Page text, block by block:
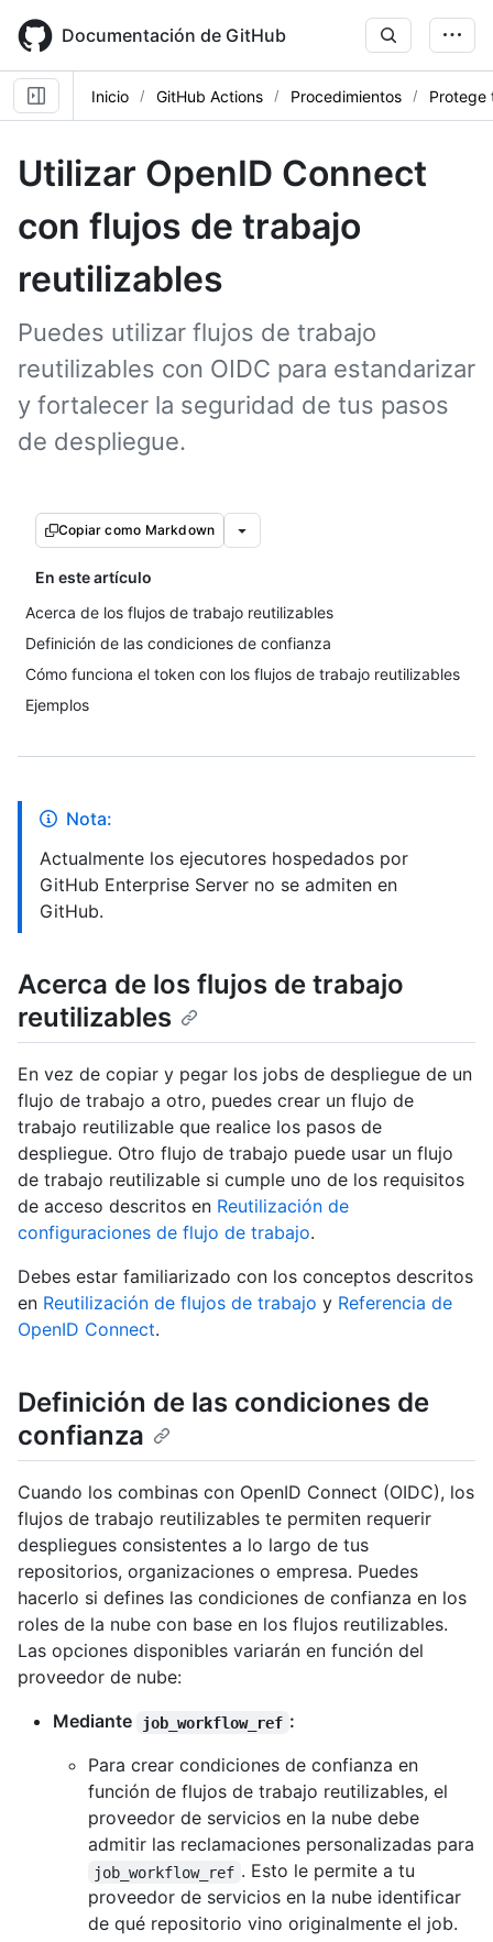
main
content
Documentación de GitHub
Inicio GitHub Actions Procedimientos Protege
Utilizar OpenID Connect
con flujos de trabajo
reutilizables
Puedes utilizar flujos de trabajo
reutilizables con OIDC para estandarizar
y fortalecer la seguridad de tus pasos
de despliegue.
Copiar como Markdown
En este artículo
Acerca de los flujos de trabajo reutilizables
Definición de las condiciones de confianza
Cómo funciona el token con los flujos de trabajo reutilizables
Ejemplos
Nota:
Actualmente los ejecutores hospedados por
GitHub Enterprise Server no se admiten en
GitHub.
Acerca de los flujos de trabajo
reutilizables
En vez de copiar y pegar los jobs de despliegue de un
flujo de trabajo a otro, puedes crear un flujo de
trabajo reutilizable que realice los pasos de
despliegue. Otro flujo de trabajo puede usar un flujo
de trabajo reutilizable si cumple uno de los requisitos
de acceso descritos en Reutilización de
configuraciones de flujo de trabajo.
Debes estar familiarizado con los conceptos descritos
en Reutilización de flujos de trabajo y Referencia de
OpenID Connect.
Definición de las condiciones de
confianza
Cuando los combinas con OpenID Connect (OIDC), los
flujos de trabajo reutilizables te permiten requerir
despliegues consistentes a lo largo de tus
repositorios, organizaciones o empresa. Puedes
hacerlo si defines las condiciones de confianza en los
roles de la nube con base en los flujos reutilizables.
Las opciones disponibles variarán en función del
proveedor de nube:
Mediante
job_workflow_ref :
Para crear condiciones de confianza en
función de flujos de trabajo reutilizables, el
proveedor de servicios en la nube debe
admitir las reclamaciones personalizadas para
job_workflow_ref . Esto le permite a tu
proveedor de servicios en la nube identificar
de qué repositorio vino originalmente el job.